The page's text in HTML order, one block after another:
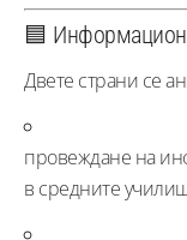
🟦
Двете страни се
провеждане на
в средните